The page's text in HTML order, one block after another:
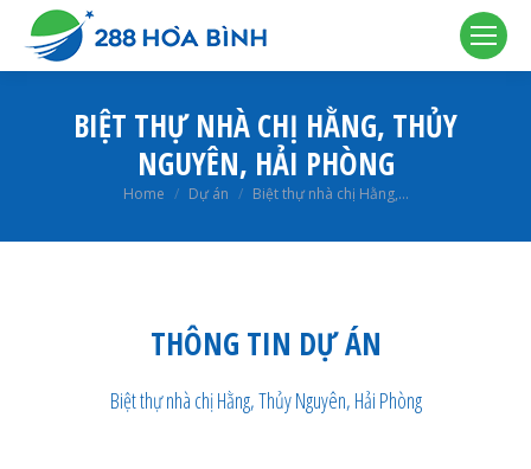
BIỆT THỰ NHÀ CHỊ HẰNG, THỦY
NGUYÊN, HẢI PHÒNG
You are here:
Home Dự án Biệt thự nhà chị Hằng,…
THÔNG TIN DỰ ÁN
Biệt thự nhà chị Hằng, Thủy Nguyên, Hải Phòng